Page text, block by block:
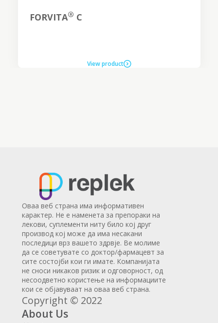
FORVITA® C
View product
Оваа веб страна има информативен
карактер. Не е наменета за препораки на
лекови, суплементи ниту било кој друг
производ кој може да има несакани
последици врз вашето здрвје. Ве молиме
да се советувате со доктор/фармацевт за
сите состојби кои ги имате. Компанијата
не сноси никаков ризик и одговорност, од
несоодветно користење на информациите
кои се објавуваат на оваа веб страна.
Copyright © 2022
About Us